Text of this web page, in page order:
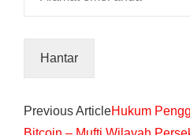
Previous ArticleHukum